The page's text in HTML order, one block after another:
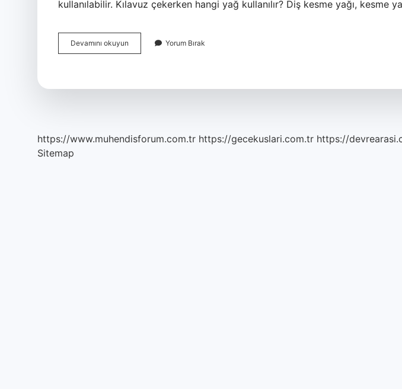
kullanılabilir. Kılavuz çekerken hangi yağ kullanılır? Diş kesme yağı, kesme
Devamını okuyun
Yaparken
Yorum Bırak
https://www.muhendisforum.com.tr https://gecekuslari.com.tr https://
Sitemap